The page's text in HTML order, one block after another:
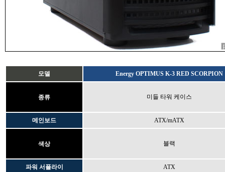
모델 Energy OPTIMUS K-3 RED SCORPION
종류 미들 타워 케이스
메인보드 ATX/mATX
색상 블랙
파워 서플라이 ATX